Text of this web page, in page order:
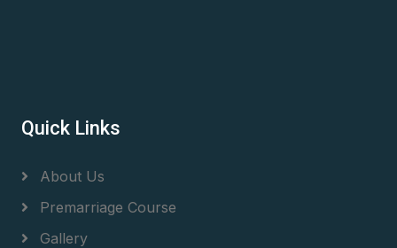
Quick Links
About Us
Premarriage Course
Gallery